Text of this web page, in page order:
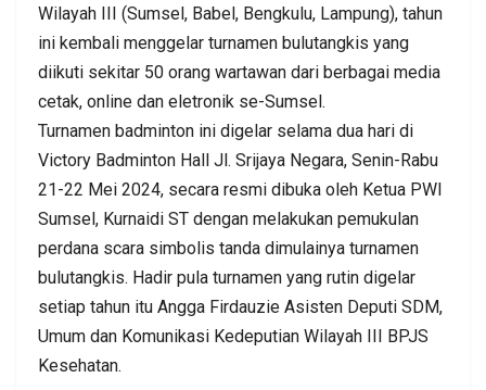
Wilayah III (Sumsel, Babel, Bengkulu, Lampung), tahun
ini kembali menggelar turnamen bulutangkis yang
diikuti sekitar 50 orang wartawan dari berbagai media
cetak, online dan eletronik se-Sumsel.
Turnamen badminton ini digelar selama dua hari di
Victory Badminton Hall Jl. Srijaya Negara, Senin-Rabu
21-22 Mei 2024, secara resmi dibuka oleh Ketua PWI
Sumsel, Kurnaidi ST dengan melakukan pemukulan
perdana scara simbolis tanda dimulainya turnamen
bulutangkis. Hadir pula turnamen yang rutin digelar
setiap tahun itu Angga Firdauzie Asisten Deputi SDM,
Umum dan Komunikasi Kedeputian Wilayah III BPJS
Kesehatan.